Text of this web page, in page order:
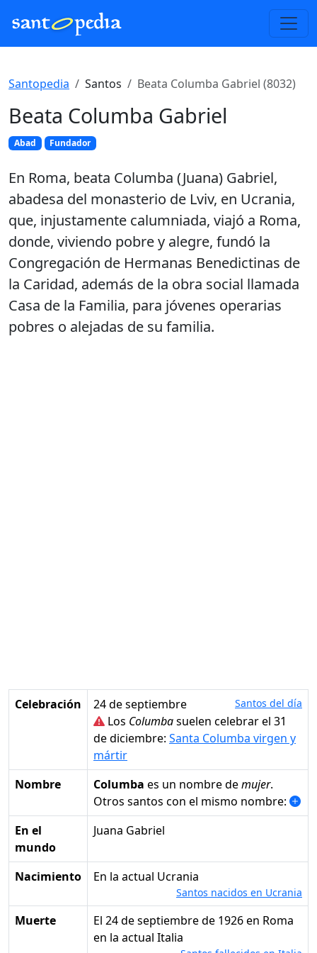
Santopedia Santos Beata Columba Gabriel (8032)
Beata Columba Gabriel
Abad Fundador
En Roma, beata Columba (Juana) Gabriel,
abadesa del monasterio de Lviv, en Ucrania,
que, injustamente calumniada, viajó a Roma,
donde, viviendo pobre y alegre, fundó la
Congregación de Hermanas Benedictinas de
la Caridad, además de la obra social llamada
Casa de la Familia, para jóvenes operarias
pobres o alejadas de su familia.
Celebración 24 de septiembre Santos del día
Los Columbasuelen celebrar el 31
de diciembre: Santa Columba virgen y
mártir
Nombre
Columba es un nombre demujer.
Otros santos con el mismo nombre:
En el
mundo
Juana Gabriel
Nacimiento en la actual Ucrania
Santos nacidos en Ucrania
Muerte
el 24 de septiembre de 1926 en Roma
en la actual Italia